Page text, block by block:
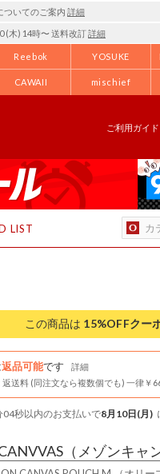
ついてのご案内 詳細
(木) 14時〜 送料改訂詳細
Reebok YOSUKE
CAWAII mischief
ご利用ガイド
LIST
この商品は 15%OFFクー
返品可能です
詳細
送料 (同注文なら複数個でも) 一律￥
03秒以内のお支払いで8月10日(月)
（メゾンキャ